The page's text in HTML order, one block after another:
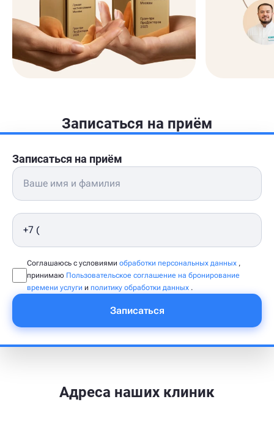
Записаться на приём
Записаться на приём
Соглашаюсь с условиями обработки персональных данных ,
принимаю Пользовательское соглашение на бронирование
времени услуги и политику обработки данных .
Записаться
Адреса наших клиник